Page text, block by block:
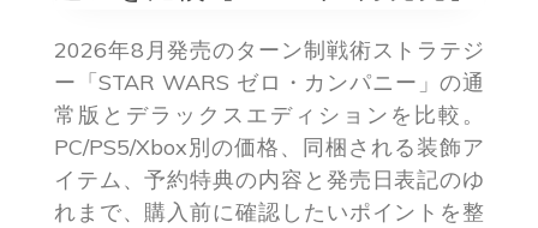
2026年8月発売のターン制戦術ストラテジ
ー「STAR WARS ゼロ・カンパニー」の通
常版とデラックスエディションを比較。
PC/PS5/Xbox別の価格、同梱される装飾ア
イテム、予約特典の内容と発売日表記のゆ
れまで、購入前に確認したいポイントを整